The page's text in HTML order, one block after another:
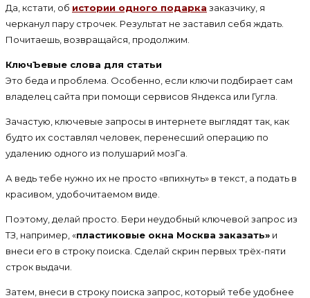
Да, кстати, об истории одного подарка заказчику, я
черканул пару строчек. Результат не заставил себя ждать.
Почитаешь, возвращайся, продолжим.
КлючЪевые слова для статьи
Это беда и проблема. Особенно, если ключи подбирает сам
владелец сайта при помощи сервисов Яндекса или Гугла.
Зачастую, ключевые запросы в интернете выглядят так, как
будто их составлял человек, перенесший операцию по
удалению одного из полушарий мозГа.
А ведь тебе нужно их не просто «впихнуть» в текст, а подать в
красивом, удобочитаемом виде.
Поэтому, делай просто. Бери неудобный ключевой запрос из
ТЗ, например, «пластиковые окна Москва заказать» и
внеси его в строку поиска. Сделай скрин первых трёх-пяти
строк выдачи.
Затем, внеси в строку поиска запрос, который тебе удобнее